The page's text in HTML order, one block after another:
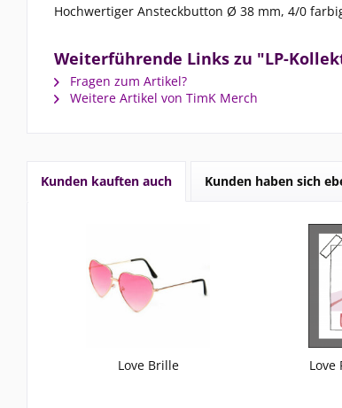
Hochwertiger Ansteckbutton Ø 38 mm, 4/0
Weiterführende Links zu "LP-
Fragen zum Artikel?
Weitere Artikel von TimK Merch
Kunden kauften auch Kunden haben sich
Love Brille Love